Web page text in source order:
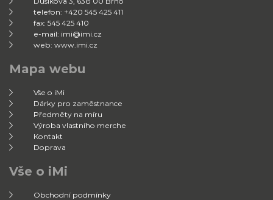
telefon: +420 545 425 411
fax: 545 425 410
e-mail: imi@imi.cz
web: www.imi.cz
Mapa webu
Vše o iMi
Dárky pro zaměstnance
Předměty na míru
Výroba vlastního merche
Kontakt
Doprava
Vše o iMi
Obchodní podmínky